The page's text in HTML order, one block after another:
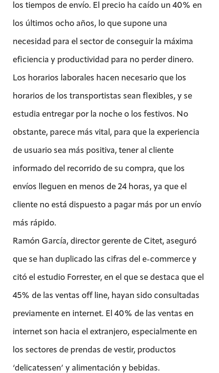
los tiempos de envío. El precio ha caído un 40% en
los últimos ocho años, lo que supone una
necesidad para el sector de conseguir la máxima
eficiencia y productividad para no perder dinero.
Los horarios laborales hacen necesario que los
horarios de los transportistas sean flexibles, y se
estudia entregar por la noche o los festivos. No
obstante, parece más vital, para que la experiencia
de usuario sea más positiva, tener al cliente
informado del recorrido de su compra, que los
envíos lleguen en menos de 24 horas, ya que el
cliente no está dispuesto a pagar más por un envío
más rápido.
Ramón García, director gerente de Citet, aseguró
que se han duplicado las cifras del e-commerce y
citó el estudio Forrester, en el que se destaca que el
45% de las ventas off line, hayan sido consultadas
previamente en internet. El 40% de las ventas en
internet son hacia el extranjero, especialmente en
los sectores de prendas de vestir, productos
‘delicatessen’ y alimentación y bebidas.